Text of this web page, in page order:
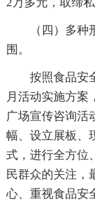
2万多元，取缔私
（四）多
围。
按照食品安
月活动实施方案
广场宣传咨询活
幅、设立展板、
式，进行全方位
民群众的关注，
心、重视食品安